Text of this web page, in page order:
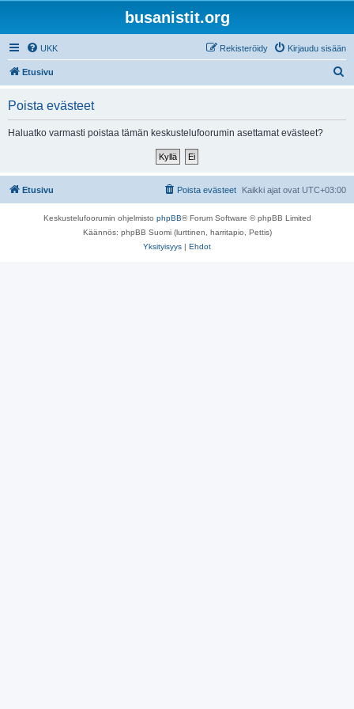
busanistit.org
UKK Kirjaudu sisään
Rekisteröidy
Etusivu
Poista evästeet
Haluatko varmasti poistaa tämän keskustelufoorumin asettamat evästeet?
Etusivu Kaikki ajat ovat UTC+03:00
Poista evästeet
Keskustelufoorumin ohjelmisto phpBB® Forum Software © phpBB Limited
Käännös: phpBB Suomi (lurttinen, harritapio, Pettis)
Yksityisyys | Ehdot